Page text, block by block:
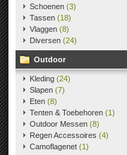
Schoenen (3)
Tassen (18)
Vlaggen (8)
Diversen (24)
Outdoor
Kleding (24)
Slapen (7)
Eten (8)
Tenten & Toebehoren (1)
Outdoor Messen (8)
Regen Accessoires (4)
Camoflagenet (1)